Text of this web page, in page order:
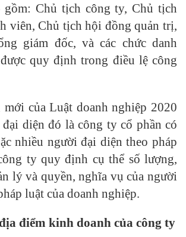
gồm: Chủ tịch công ty, Chủ tịch
viên, Chủ tịch hội đồng quản trị,
giám đốc, và các chức danh
quy định trong điều lệ công
của Luật doanh nghiệp 2020
diện đó là công ty cổ phần có
nhiều người đại diện theo pháp
ty quy định cụ thể số lượng,
lý và quyền, nghĩa vụ của người
luật của doanh nghiệp.
điểm kinh doanh của công ty